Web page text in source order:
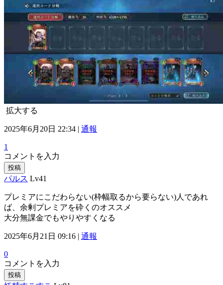
拡大する
2025年6月20日 22:34 | 通報
1
コメントを入力
投稿
パルス Lv41
プレミアにこだわらない(枠幅取るから要らない)人であれ
ば、余剰プレミアを砕くのオススメ
大分無課金でもやりやすくなる
2025年6月21日 09:16 | 通報
0
コメントを入力
投稿